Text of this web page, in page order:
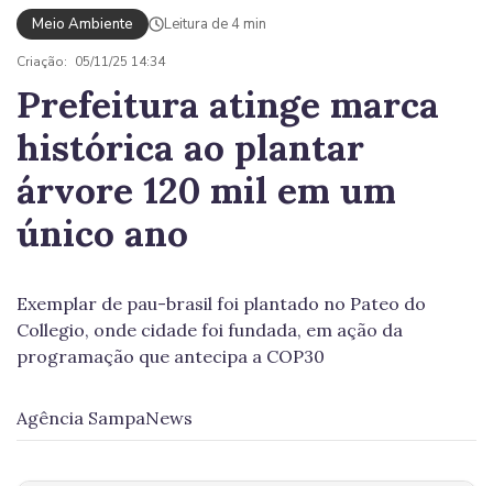
Meio Ambiente Leitura de 4 min
Criação: 05/11/25 14:34
Prefeitura atinge marca
histórica ao plantar
árvore 120 mil em um
único ano
Exemplar de pau-brasil foi plantado no Pateo do
Collegio, onde cidade foi fundada, em ação da
programação que antecipa a COP30
Agência SampaNews